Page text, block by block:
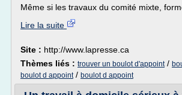
Même si les travaux du comité mixte,
Lire la suite
Site : http://www.lapresse.ca
Thèmes liés : trouver un boulot d'appoint/
boulot d appoint/ boulot d appoint